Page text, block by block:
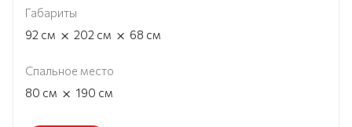
Габариты
92 см × 202 см × 68 см
Спальное место
80 см × 190 см